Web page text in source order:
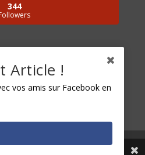
344
Article !
vos amis sur Facebook en